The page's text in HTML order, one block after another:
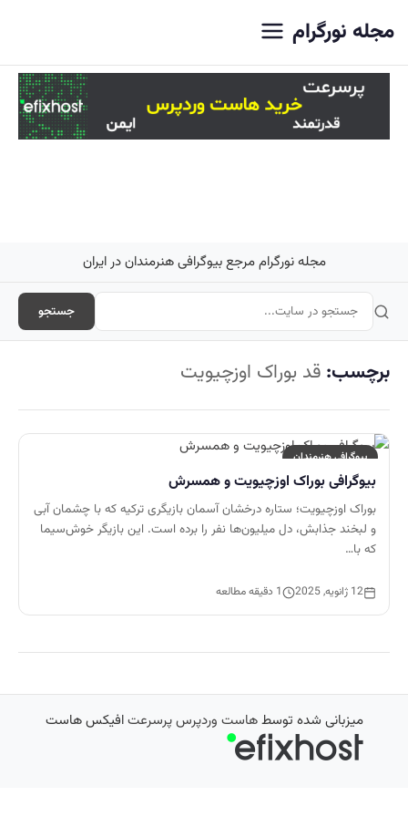
مجله نورگرام
مجله نورگرام مرجع بیوگرافی هنرمندان در ایران
جستجو
برچسب: قد بوراک اوزچیویت
بیوگرافی هنرمندان
بیوگرافی بوراک اوزچیویت و همسرش
بوراک اوزچیویت؛ ستاره درخشان آسمان بازیگری ترکیه که با چشمان آبی
و لبخند جذابش، دل میلیون‌ها نفر را برده است. این بازیگر خوش‌سیما
که با…
12 ژانویه, 2025 1 دقیقه مطالعه
میزبانی شده توسطهاست وردپرس پرسرعتافیکس هاست